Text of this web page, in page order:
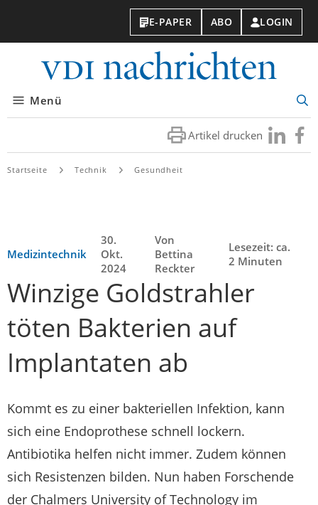
E-PAPER ABO LOGIN
Menü
Artikel drucken Besuchen
Sie
Sie
Startseite Technik Gesundheit
Medizintechnik
30.
Okt.
2024
Von
Bettina
Reckter
Lesezeit: ca.
2 Minuten
Winzige Goldstrahler
töten Bakterien auf
Implantaten ab
Kommt es zu einer bakteriellen Infektion, kann
sich eine Endoprothese schnell lockern.
Antibiotika helfen nicht immer. Zudem können
sich Resistenzen bilden. Nun haben Forschende
der Chalmers University of Technology im